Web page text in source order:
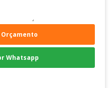
Whatsapp